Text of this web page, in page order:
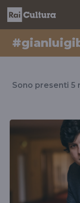
ilSono presenti 5